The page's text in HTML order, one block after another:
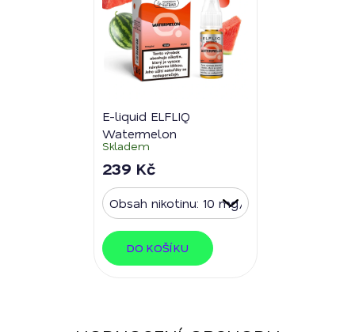
E-liquid ELFLIQ
Watermelon
Skladem
239 Kč
DO KOŠÍKU